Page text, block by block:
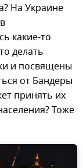
На Украине
какие-то
делать
и посвящены
от Бандеры
принять их
Тоже